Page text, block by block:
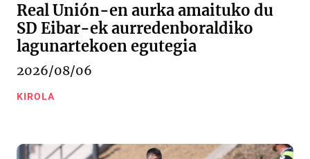
Real Unión-en aurka amaituko du
SD Eibar-ek aurredenboraldiko
lagunartekoen egutegia
2026/08/06
KIROLA